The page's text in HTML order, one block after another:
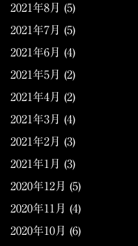
2021年8月 (5)
2021年7月 (5)
2021年6月 (4)
2021年5月 (2)
2021年4月 (2)
2021年3月 (4)
2021年2月 (3)
2021年1月 (3)
2020年12月 (5)
2020年11月 (4)
2020年10月 (6)